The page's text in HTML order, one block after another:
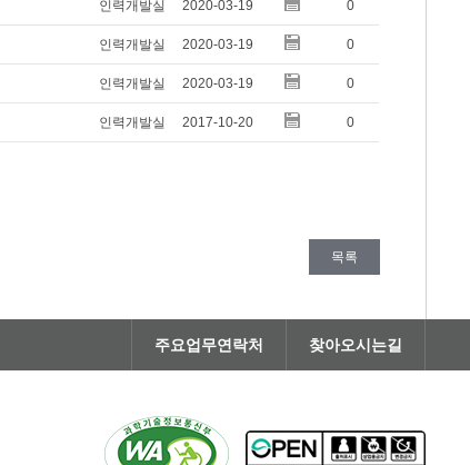
인력개발실 2020-03-19 0
인력개발실 2020-03-19 0
인력개발실 2020-03-19 0
인력개발실 2017-10-20 0
목록
주요업무연락처 찾아오시는길